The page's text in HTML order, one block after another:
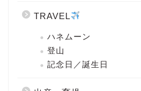
TRAVEL
ハネムーン
登山
記念日／誕生日